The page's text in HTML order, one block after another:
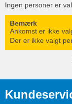
Ingen personer er
Bemærk
Ankomst er ikke
Der er ikke valgt